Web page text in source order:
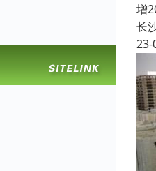
增
长
23-